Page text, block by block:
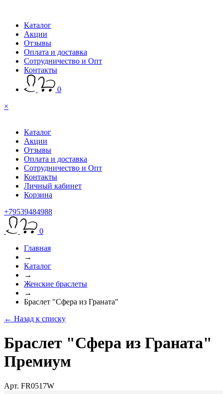
Каталог
Акции
Отзывы
Оплата и доставка
Сотрудничество и Опт
Контакты
0
×
Каталог
Акции
Отзывы
Оплата и доставка
Сотрудничество и Опт
Контакты
Личный кабинет
Корзина
+79539484988
0
Главная
→
Каталог
→
Женские браслеты
→
Браслет "Сфера из Граната"
← Назад к списку
Браслет "Сфера из Граната"
Премиум
Арт. FR0517W